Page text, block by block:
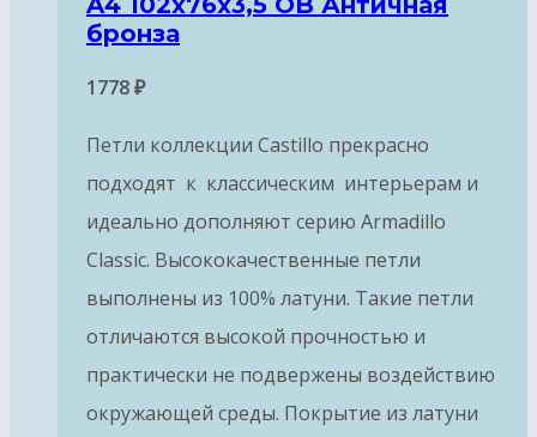
бронза
1778₽
Петли коллекции Castillo прекрасно
подходят к классическим интерьерам и
идеально дополняют серию Armadillo
Classic. Высококачественные петли
выполнены из 100% латуни. Такие петли
отличаются высокой прочностью и
практически не подвержены воздействию
окружающей среды. Покрытие из латуни